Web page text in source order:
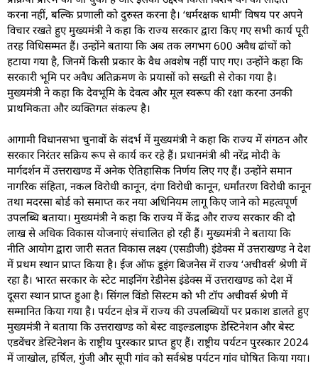
करना नहीं, बल्कि प्रणाली को दुरुस्त करना है। ‘धर्मरक्षक धामी’ विषय पर अपने
विचार रखते हुए मुख्यमंत्री ने कहा कि राज्य सरकार द्वारा किए गए सभी कार्य पूरी
तरह विधिसम्मत हैं। उन्होंने बताया कि अब तक लगभग 600 अवैध ढांचों को
हटाया गया है, जिनमें किसी प्रकार के वैध अवशेष नहीं पाए गए। उन्होंने कहा कि
सरकारी भूमि पर अवैध अतिक्रमण के प्रयासों को सख्ती से रोका गया है।
मुख्यमंत्री ने कहा कि देवभूमि के देवत्व और मूल स्वरूप की रक्षा करना उनकी
प्राथमिकता और व्यक्तिगत संकल्प है।
आगामी विधानसभा चुनावों के संदर्भ में मुख्यमंत्री ने कहा कि राज्य में संगठन और
सरकार निरंतर सक्रिय रूप से कार्य कर रहे हैं। प्रधानमंत्री श्री नरेंद्र मोदी के
मार्गदर्शन में उत्तराखण्ड में अनेक ऐतिहासिक निर्णय लिए गए हैं। उन्होंने समान
नागरिक संहिता, नकल विरोधी कानून, दंगा विरोधी कानून, धर्मांतरण विरोधी कानून
तथा मदरसा बोर्ड को समाप्त कर नया अधिनियम लागू किए जाने को महत्वपूर्ण
उपलब्धि बताया। मुख्यमंत्री ने कहा कि राज्य में केंद्र और राज्य सरकार की दो
लाख से अधिक विकास योजनाएं संचालित हो रही हैं। मुख्यमंत्री ने बताया कि
नीति आयोग द्वारा जारी सतत विकास लक्ष्य (एसडीजी) इंडेक्स में उत्तराखण्ड ने देश
में प्रथम स्थान प्राप्त किया है। ईज ऑफ डूइंग बिजनेस में राज्य ‘अचीवर्स’ श्रेणी में
रहा है। भारत सरकार के स्टेट माइनिंग रेडीनेस इंडेक्स में उत्तराखण्ड को देश में
दूसरा स्थान प्राप्त हुआ है। सिंगल विंडो सिस्टम को भी टॉप अचीवर्स श्रेणी में
सम्मानित किया गया है। पर्यटन क्षेत्र में राज्य की उपलब्धियों पर प्रकाश डालते हुए
मुख्यमंत्री ने बताया कि उत्तराखण्ड को बेस्ट वाइल्डलाइफ डेस्टिनेशन और बेस्ट
एडवेंचर डेस्टिनेशन के राष्ट्रीय पुरस्कार प्राप्त हुए हैं। राष्ट्रीय पर्यटन पुरस्कार 2024
में जाखोल, हर्षिल, गुंजी और सूपी गांव को सर्वश्रेष्ठ पर्यटन गांव घोषित किया गया।